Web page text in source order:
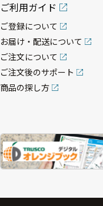
ご利用ガイド
ご登録について
お届け・配送について
ご注文について
ご注文後のサポート
商品の探し方